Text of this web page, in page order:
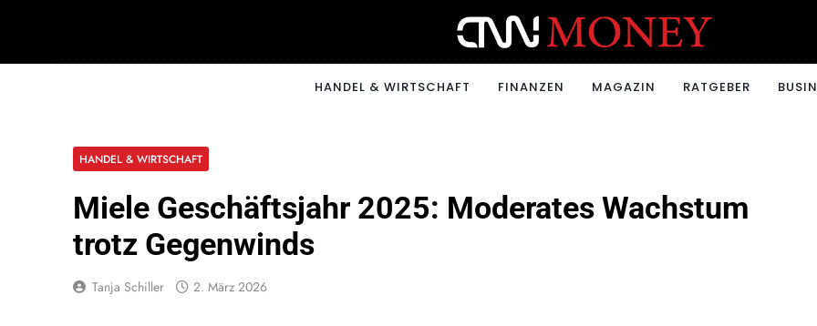
CNNMONEY.CH
HANDEL & WIRTSCHAFT FINANZEN MAGAZIN RATGEBER
HANDEL & WIRTSCHAFT
Miele Geschäftsjahr 2025: Moderates Wachstum
trotz Gegenwinds
Tanja Schiller 2. März 2026